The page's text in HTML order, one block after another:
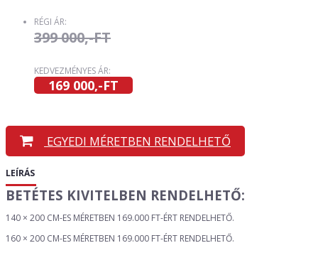
RÉGI ÁR:
399 000,-FT
KEDVEZMÉNYES ÁR:
169 000,-FT
EGYEDI MÉRETBEN RENDELHETŐ
LEÍRÁS
BETÉTES KIVITELBEN RENDELHETŐ:
140 × 200 CM-ES MÉRETBEN 169.000 FT-ÉRT RENDELHETŐ.
160 × 200 CM-ES MÉRETBEN 169.000 FT-ÉRT RENDELHETŐ.